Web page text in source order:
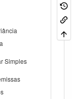
Simples